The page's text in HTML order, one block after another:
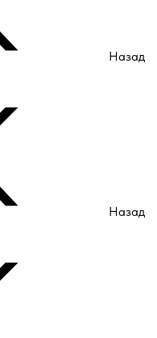
Назад
Назад